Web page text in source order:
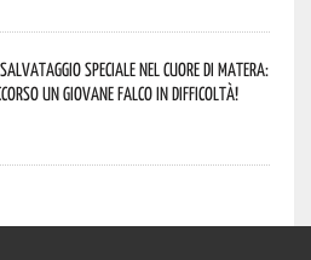
speciale nel cuore di Matera:
un giovane falco in difficoltà!